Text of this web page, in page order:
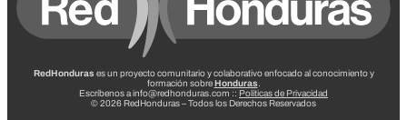
RedHonduras es un proyecto comunitario y colaborativo enfocado al conocimiento y
formación sobreHonduras
Escríbenos a info@redhonduras.com :: Políticas de Privacidad
© 2026 RedHonduras – Todos los Derechos Reservados